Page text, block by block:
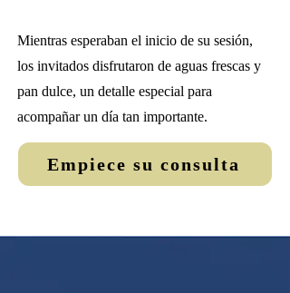
Mientras esperaban el inicio de su sesión,
los invitados disfrutaron de aguas frescas y
pan dulce, un detalle especial para
acompañar un día tan importante.
Empiece su consulta